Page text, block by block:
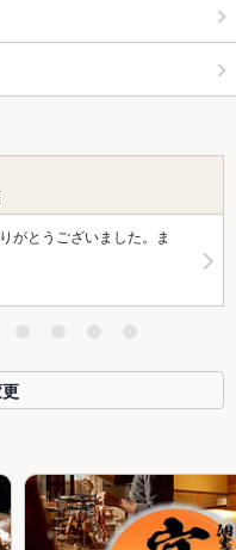
がとうございました。ま